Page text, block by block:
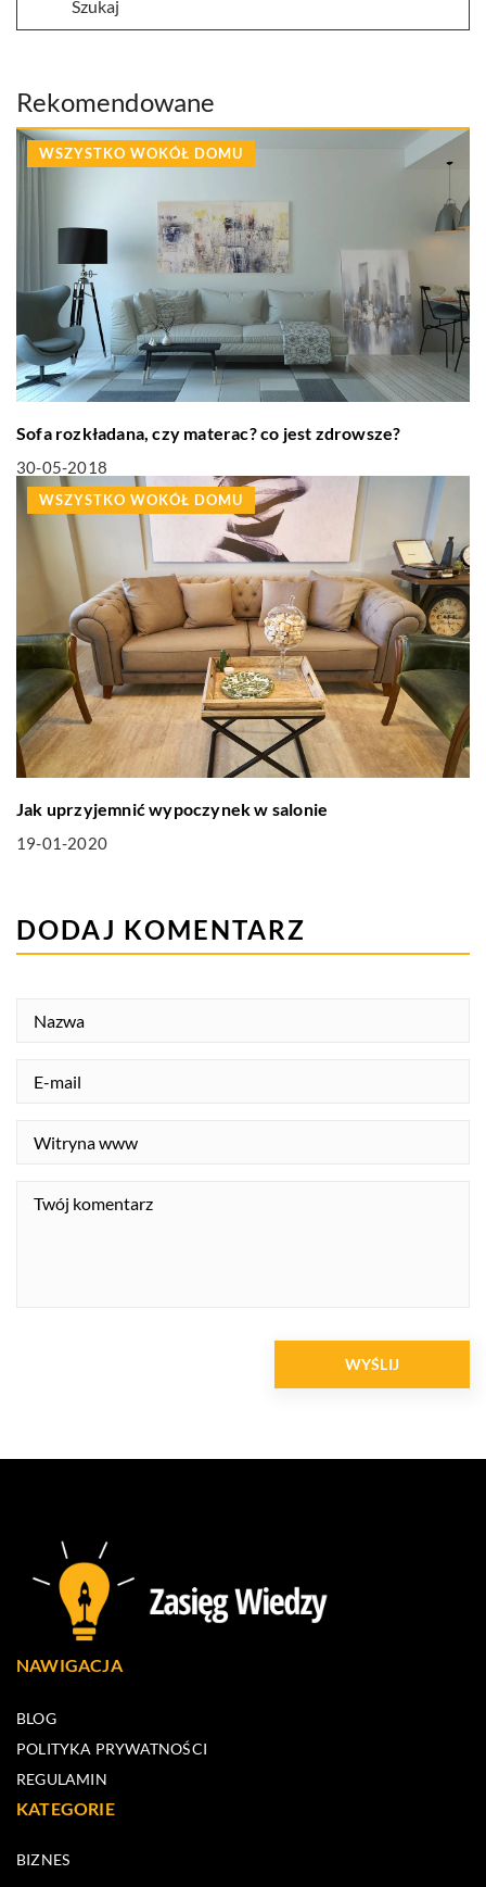
Rekomendowane
WSZYSTKO WOKÓŁ DOMU
Sofa rozkładana, czy materac? co jest zdrowsze?
30-05-2018
WSZYSTKO WOKÓŁ DOMU
Jak uprzyjemnić wypoczynek w salonie
19-01-2020
DODAJ KOMENTARZ
NAWIGACJA
BLOG
POLITYKA PRYWATNOŚCI
REGULAMIN
KATEGORIE
BIZNES